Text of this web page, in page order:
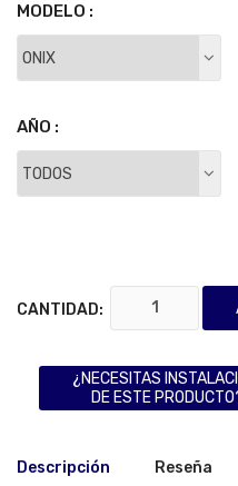
MODELO :
AÑO :
CANTIDAD:
¿NECESITAS
DE ESTE
Descripción Reseña